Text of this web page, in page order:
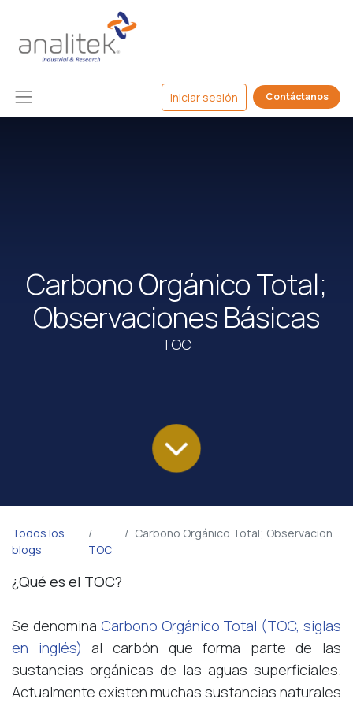
Iniciar sesión Contáctanos
Carbono Orgánico Total;
Observaciones Básicas
TOC
Todos los
blogs
TOC
Carbono Orgánico Total; Observaciones Básicas
¿Qué es el TOC?
Se denomina Carbono Orgánico Total (TOC, siglas
en inglés) al carbón que forma parte de las
sustancias orgánicas de las aguas superficiales.
Actualmente existen muchas sustancias naturales